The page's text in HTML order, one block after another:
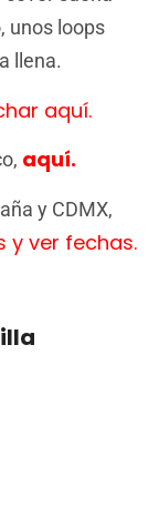
unos loops
llena.
aquí.
aquí.
y CDMX,
y ver fechas.